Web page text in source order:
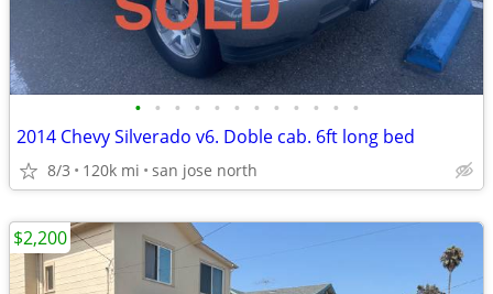
• • • • • • • • • • • •
2014 Chevy Silverado v6. Doble cab. 6ft long bed
8/3 120k mi san jose north
$2,200